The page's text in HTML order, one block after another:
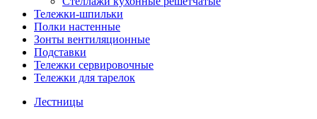
Тележки-шпильки
Полки настенные
Зонты вентиляционные
Подставки
Тележки сервировочные
Тележки для тарелок
Лестницы